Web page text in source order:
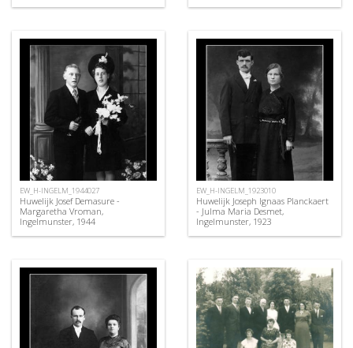
EW_H-INGELM_1944027
Huwelijk Josef Demasure -
Margaretha Vroman,
Ingelmunster, 1944
EW_H-INGELM_1923010
Huwelijk Joseph Ignaas Planckaert
- Julma Maria Desmet,
Ingelmunster, 1923